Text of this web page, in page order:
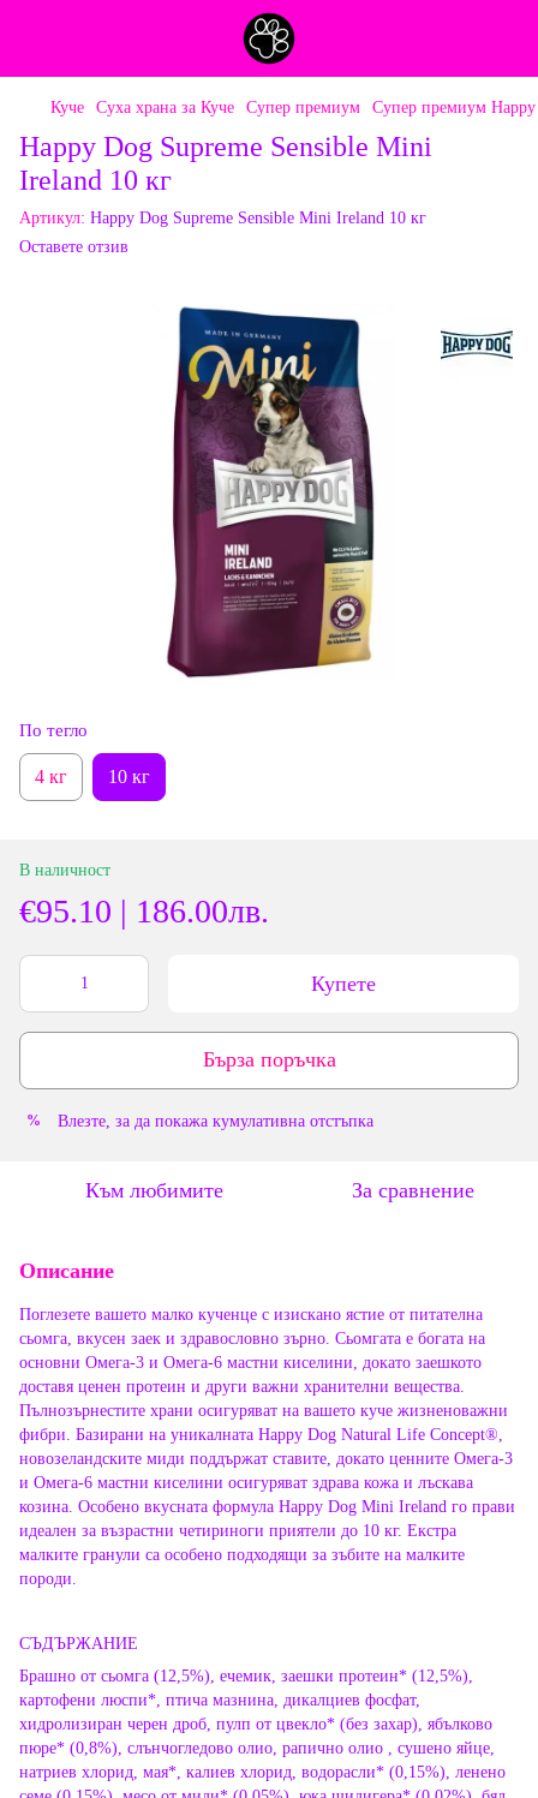
Куче Суха храна за Куче Супер премиум Супер премиум
Happy Dog Supreme Sensible Mini
Ireland 10 кг
Артикул: Happy Dog Supreme Sensible Mini Ireland 10 кг
Оставете отзив
По тегло
4 кг 10 кг
В наличност
€95.10 | 186.00лв.
Купете
Бърза поръчка
% Влезте , за да покажа кумулативна отстъпка
Към любимите За сравнение
Описание
Поглезете вашето малко кученце с изискано ястие от питателна
сьомга, вкусен заек и здравословно зърно. Сьомгата е богата на
основни Омега-3 и Омега-6 мастни киселини, докато заешкото
доставя ценен протеин и други важни хранителни вещества.
Пълнозърнестите храни осигуряват на вашето куче жизненоважни
фибри. Базирани на уникалната Happy Dog Natural Life Concept®,
новозеландските миди поддържат ставите, докато ценните Омега-3
и Омега-6 мастни киселини осигуряват здрава кожа и лъскава
козина. Особено вкусната формула Happy Dog Mini Ireland го прави
идеален за възрастни четириноги приятели до 10 кг. Екстра
малките гранули са особено подходящи за зъбите на малките
породи.
СЪДЪРЖАНИЕ
Брашно от сьомга (12,5%), ечемик, заешки протеин* (12,5%),
картофени люспи*, птича мазнина, дикалциев фосфат,
хидролизиран черен дроб, пулп от цвекло* (без захар), ябълково
пюре* (0,8%), слънчогледово олио, рапично олио , сушено яйце,
натриев хлорид, мая*, калиев хлорид, водорасли* (0,15%), ленено